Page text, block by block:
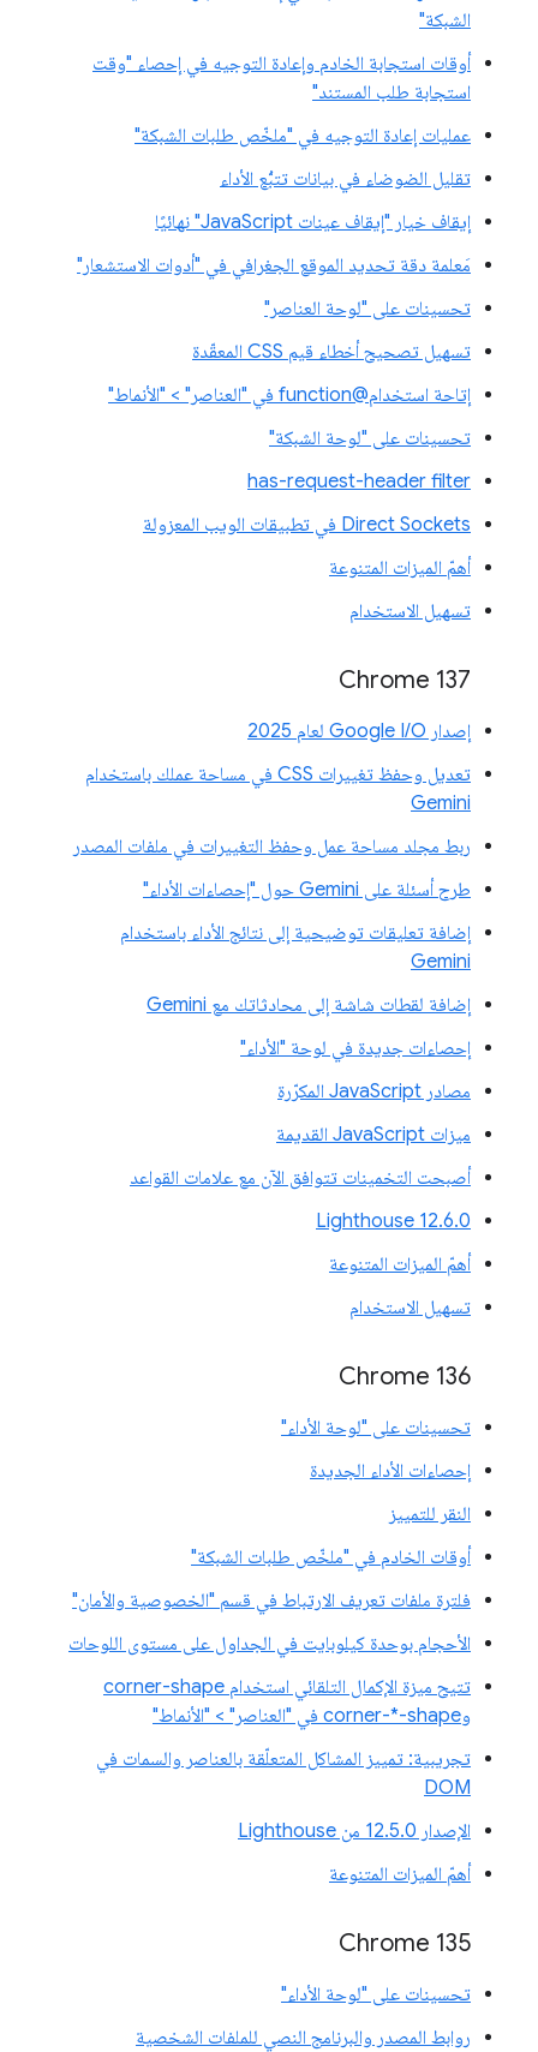
الشبكة"
أوقات استجابة الخادم وإعادة التوجيه في إحصاء "وقت
استجابة طلب المستند"
عمليات إعادة التوجيه في "ملخّص طلبات الشبكة"
تقليل الضوضاء في بيانات تتبُّع الأداء
إيقاف خيار "إيقاف عينات JavaScript" نهائيًا
مَعلمة دقة تحديد الموقع الجغرافي في "أدوات الاستشعار"
تحسينات على "لوحة العناصر"
تسهيل تصحيح أخطاء قيم CSS المعقّدة
إتاحة استخدام@function في "العناصر" > "الأنماط"
تحسينات على "لوحة الشبكة"
has-request-header filter
Direct Sockets في تطبيقات الويب المعزولة
أهمّ الميزات المتنوعة
تسهيل الاستخدام
‫Chrome 137
إصدار Google I/O لعام 2025
تعديل وحفظ تغييرات CSS في مساحة عملك باستخدام
Gemini
ربط مجلد مساحة عمل وحفظ التغييرات في ملفات المصدر
طرح أسئلة على Gemini حول "إحصاءات الأداء"
إضافة تعليقات توضيحية إلى نتائج الأداء باستخدام
Gemini
إضافة لقطات شاشة إلى محادثاتك مع Gemini
إحصاءات جديدة في لوحة "الأداء"
مصادر JavaScript المكرّرة
ميزات JavaScript القديمة
أصبحت التخمينات تتوافق الآن مع علامات القواعد
‫Lighthouse 12.6.0
أهمّ الميزات المتنوعة
تسهيل الاستخدام
Chrome 136
تحسينات على "لوحة الأداء"
إحصاءات الأداء الجديدة
النقر للتمييز
أوقات الخادم في "ملخّص طلبات الشبكة"
فلترة ملفات تعريف الارتباط في قسم "الخصوصية والأمان"
الأحجام بوحدة كيلوبايت في الجداول على مستوى اللوحات
تتيح ميزة الإكمال التلقائي استخدام corner-shape
وcorner-*-shape في "العناصر" > "الأنماط"
تجريبية: تمييز المشاكل المتعلّقة بالعناصر والسمات في
DOM
الإصدار 12.5.0 من Lighthouse
أهمّ الميزات المتنوعة
Chrome 135
تحسينات على "لوحة الأداء"
روابط المصدر والبرنامج النصي للملفات الشخصية